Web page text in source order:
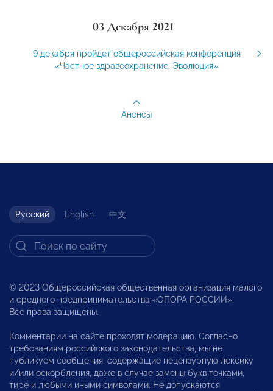
03 Декабря 2021
9 декабря пройдет общероссийская конференция
«Частное здравоохранение: Эволюция»
Анонсы
Русский English 中文
© 2023 Общероссийская общественная организация малого
и среднего предпринимательства «ОПОРА РОССИИ».
Все права защищены.
Комментарии на сайте проходят модерацию. Согласно
требованиям российского законодательства, мы не
публикуем сообщения, содержащие нецензурную лексику
и/или оскорбления, даже в случае замены букв точками,
тире и любыми иными символами. Не допускаются